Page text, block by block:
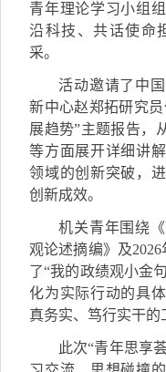
青年理论学习小组
沿科技、共话使命
采。
活动邀请了中
新中心赵郑拓研究
展趋势”主题报告，
等方面展开详细讲
领域的创新突破，
创新成效。
机关青年围绕
观论述摘编》及2026
了“我的政绩观小金
化为实际行动的具
真务实、笃行实干的
此次“青年思享